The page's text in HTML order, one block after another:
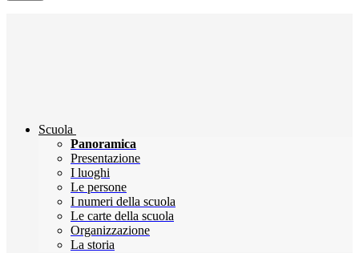
Scuola
Panoramica
Presentazione
I luoghi
Le persone
I numeri della scuola
Le carte della scuola
Organizzazione
La storia